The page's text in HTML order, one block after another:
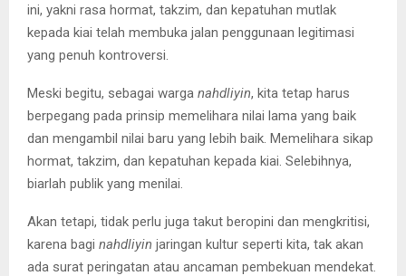
ini, yakni rasa hormat, takzim, dan kepatuhan mutlak
kepada kiai telah membuka jalan penggunaan legitimasi
yang penuh kontroversi.
Meski begitu, sebagai warga nahdliyin, kita tetap harus
berpegang pada prinsip memelihara nilai lama yang baik
dan mengambil nilai baru yang lebih baik. Memelihara sikap
hormat, takzim, dan kepatuhan kepada kiai. Selebihnya,
biarlah publik yang menilai.
Akan tetapi, tidak perlu juga takut beropini dan mengkritisi,
karena bagi nahdliyin jaringan kultur seperti kita, tak akan
ada surat peringatan atau ancaman pembekuan mendekat.